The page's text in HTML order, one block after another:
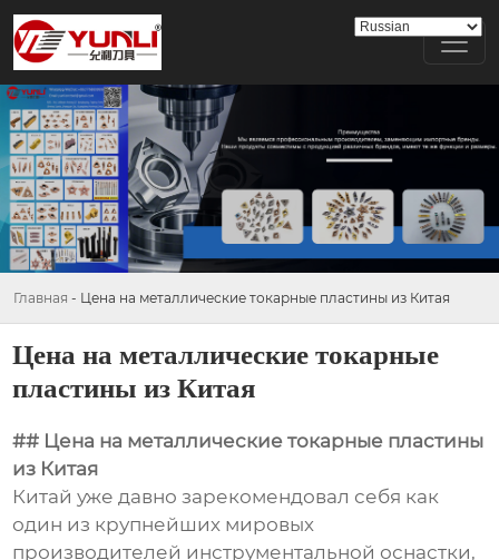
Главная - Цена на металлические токарные пластины из Китая
Цена на металлические токарные
пластины из Китая
## Цена на металлические токарные пластины
из Китая
Китай уже давно зарекомендовал себя как
один из крупнейших мировых
производителей инструментальной оснастки,